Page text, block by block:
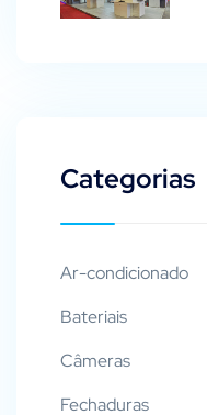
Categorias
Ar-condicionado
Bateriais
Câmeras
Fechaduras